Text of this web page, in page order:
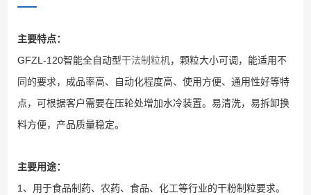
主要特点：
GFZL-120智能全自动型干法制粒机，颗粒大小可调，能适用不
同的要求，成品率高、自动化程度高、使用方便、通用性好等特
点，可根据客户需要在压轮处增加水冷装置。易清洗，易拆卸换
料方便，产品质量稳定。
主要用途：
1、用于食品制药、农药、食品、化工等行业的干粉制粒要求。